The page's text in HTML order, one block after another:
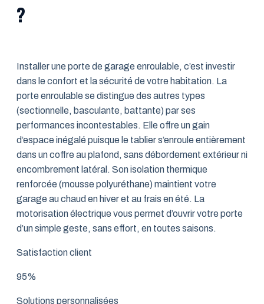
?
Installer une porte de garage enroulable, c’est investir
dans le confort et la sécurité de votre habitation. La
porte enroulable se distingue des autres types
(sectionnelle, basculante, battante) par ses
performances incontestables. Elle offre un gain
d’espace inégalé puisque le tablier s’enroule entièrement
dans un coffre au plafond, sans débordement extérieur ni
encombrement latéral. Son isolation thermique
renforcée (mousse polyuréthane) maintient votre
garage au chaud en hiver et au frais en été. La
motorisation électrique vous permet d’ouvrir votre porte
d’un simple geste, sans effort, en toutes saisons.
Satisfaction client
95%
Solutions personnalisées